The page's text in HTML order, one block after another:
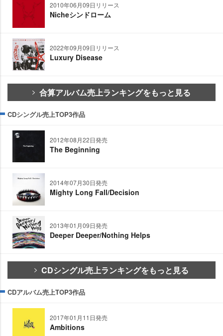
2010年06月09日リリース
Nicheシンドローム
2022年09月09日リリース
Luxury Disease
合算アルバム売上ランキングをもっと見る
CDシングル売上TOP3作品
2012年08月22日発売
The Beginning
2014年07月30日発売
Mighty Long Fall/Decision
2013年01月09日発売
Deeper Deeper/Nothing Helps
CDシングル売上ランキングをもっと見る
CDアルバム売上TOP3作品
2017年01月11日発売
Ambitions